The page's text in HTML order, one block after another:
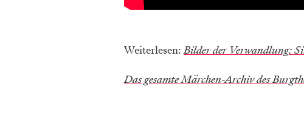
Weiterlesen:Bilder der Verwandlung:
Das gesamte Märchen-Archiv des